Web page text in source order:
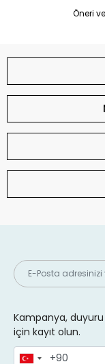
Öneri
Kampanya,
için kayıt olun.